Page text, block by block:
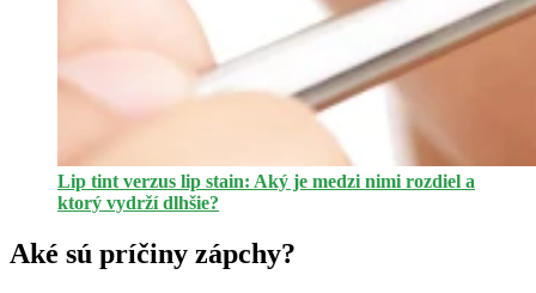
Lip tint verzus lip stain: Aký je medzi nimi rozdiel a
ktorý vydrží dlhšie?
Aké sú príčiny zápchy?